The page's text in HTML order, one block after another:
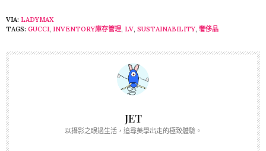
VIA: LADYMAX
TAGS: GUCCI, INVENTORY庫存管理, LV, SUSTAINABILITY, 奢侈品
JET
以攝影之眼過生活，追尋美學出走的極致體驗。